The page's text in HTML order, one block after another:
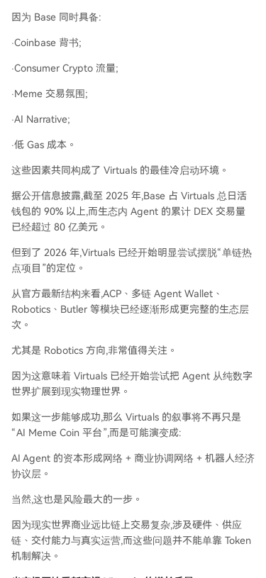
因为 Base 同时具备:
·Coinbase 背书;
·Consumer Crypto 流量;
·Meme 交易氛围;
·AI Narrative;
·低 Gas 成本。
这些因素共同构成了 Virtuals 的最佳冷启动环境。
据公开信息披露,截至 2025 年,Base 占 Virtuals 总日活
钱包的 90% 以上,而生态内 Agent 的累计 DEX 交易量
已经超过 80 亿美元。
但到了 2026 年,Virtuals 已经开始明显尝试摆脱“单链热
点项目”的定位。
从官方最新结构来看,ACP、多链 Agent Wallet、
Robotics、Butler 等模块已经逐渐形成更完整的生态层
次。
尤其是 Robotics 方向,非常值得关注。
因为这意味着 Virtuals 已经开始尝试把 Agent 从纯数字
世界扩展到现实物理世界。
如果这一步能够成功,那么 Virtuals 的叙事将不再只是
“AI Meme Coin 平台”,而是可能演变成:
AI Agent 的资本形成网络 + 商业协调网络 + 机器人经济
协议层。
当然,这也是风险最大的一步。
因为现实世界商业远比链上交易复杂,涉及硬件、供应
链、交付能力与真实运营,而这些问题并不能单靠 Token
机制解决。